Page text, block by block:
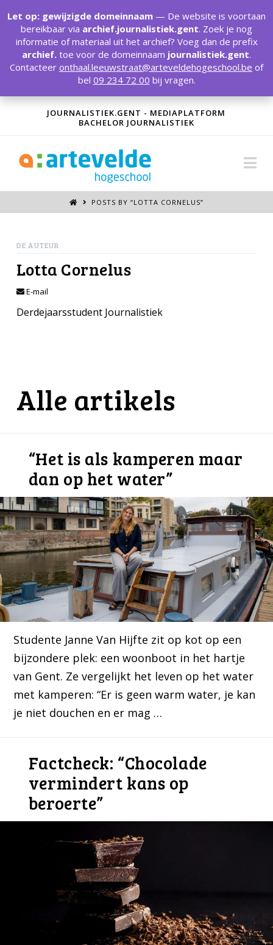
JOURNALISTIEK.GENT - MEDIAPLATFORM
BACHELOR JOURNALISTIEK
POSTS BY “LOTTA CORNELUS”
DE AUTEUR
Lotta Cornelus
E-mail
Derdejaarsstudent Journalistiek
Alle artikels
“Het is als kamperen maar
dan op het water”
Studente Janne Van Hijfte zit op kot op een
bijzondere plek: een woonboot in het hartje
van Gent. Ze vergelijkt het leven op het water
met kamperen: “Er is geen warm water, je kan
je niet douchen en er mag …
Factcheck: “Chocolade
vermindert kans op
beroerte”
Let op: gewijzigde domeinnaam — De website is voortaan
bereikbaar via archief.journalistiek.gent. Zoek je nog
informatie of materiaal uit het archief? Voeg dan de prefix
archief. toe voor de domeinnaam journalistiek.gent.
Contacteer onthaal.leeuwstraat@arteveldehogeschool.be of
bel 09 234 72 00 bij vragen.